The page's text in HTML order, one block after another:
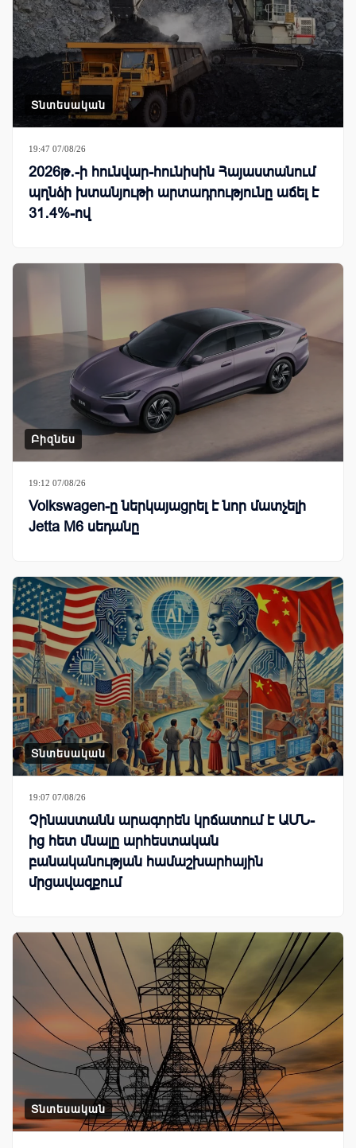
Տնտեսական
19:47 07/08/26
2026թ․-ի հունվար-հունիսին Հայաստանում
պղնձի խտանյութի արտադրությունը աճել է
31․4%-ով
Բիզնես
19:12 07/08/26
Volkswagen-ը ներկայացրել է նոր մատչելի
Jetta M6 սեդանը
Տնտեսական
19:07 07/08/26
Չինաստանն արագորեն կրճատում է ԱՄՆ-
ից հետ մնալը արհեստական
բանականության համաշխարհային
մրցավազքում
Տնտեսական